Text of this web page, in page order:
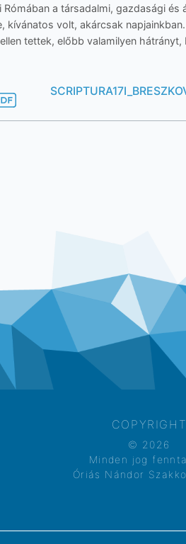
Rómában a társadalmi, gazdasági
kívánatos volt, akárcsak
tettek, előbb valamilyen
COPYRIGHT
© 2026
Minden jog
Óriás Nándor